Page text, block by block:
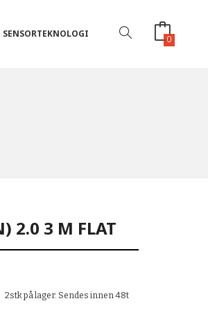
SENSORTEKNOLOGI 0
2.0 3 M FLAT
2stk på lager. Sendes innen 48t